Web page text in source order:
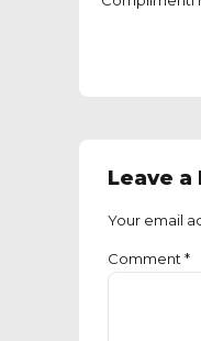
Email *
Website